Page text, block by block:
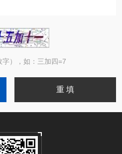
），如：三加四=7